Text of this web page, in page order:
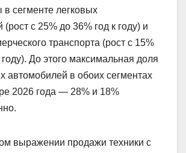
в сегменте легковых
с 25% до 36% год к году) и
транспорта (рост с 15%
году). До этого максимальная доля
автомобилей в обоих сегментах
2026 года — 28% и 18%
выражении продажи техники с